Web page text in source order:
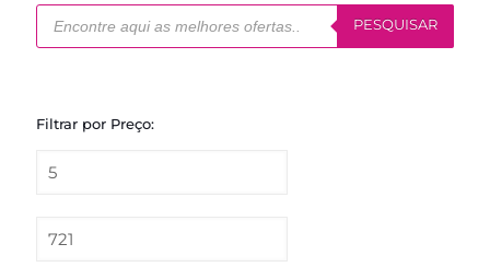
Pesquisar
produtos
PESQUISAR
Filtrar por Preço: